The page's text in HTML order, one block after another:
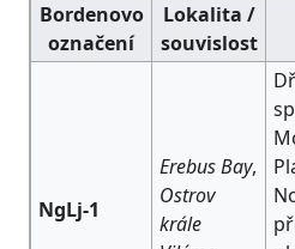
Bordenovo
označení
Lokalita /
souvislost
NgLj-1
Erebus Bay,
Ostrov
krále